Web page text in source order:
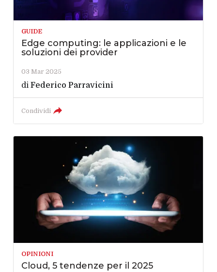
GUIDE
Edge computing: le applicazioni e le
soluzioni dei provider
03 Mar 2025
diFederico Parravicini
Condividi
OPINIONI
Cloud, 5 tendenze per il 2025